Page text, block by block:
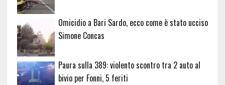
Omicidio a Bari Sardo, ecco come è stato ucciso
Simone Concas
Paura sulla 389: violento scontro tra 2 auto al
bivio per Fonni, 5 feriti